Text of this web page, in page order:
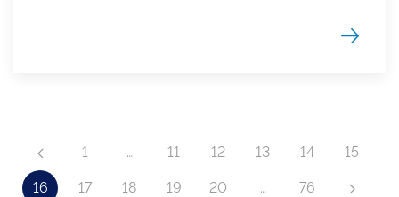
1 … 11 12 13 14 15
16 17 18 19 20 … 76